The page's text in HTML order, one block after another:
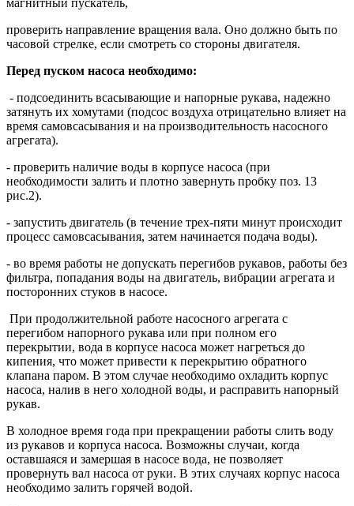
проверить направление вращения вала. Оно должно быть по
часовой стрелке, если смотреть со стороны двигателя.
Перед пуском насоса необходимо:
- подсоединить всасывающие и напорные рукава, надежно
затянуть их хомутами (подсос воздуха отрицательно влияет на
время самовсасывания и на производительность насосного
агрегата).
- проверить наличие воды в корпусе насоса (при
необходимости залить и плотно завернуть пробку поз. 13
рис.2).
- запустить двигатель (в течение трех-пяти минут происходит
процесс самовсасывания, затем начинается подача воды).
- во время работы не допускать перегибов рукавов, работы без
фильтра, попадания воды на двигатель, вибрации агрегата и
посторонних стуков в насосе.
При продолжительной работе насосного агрегата с
перегибом напорного рукава или при полном его
перекрытии, вода в корпусе насоса может нагреться до
кипения, что может привести к перекрытию обратного
клапана паром. В этом случае необходимо охладить корпус
насоса, налив в него холодной воды, и расправить напорный
рукав.
В холодное время года при прекращении работы слить воду
из рукавов и корпуса насоса. Возможны случаи, когда
оставшаяся и замершая в насосе вода, не позволяет
провернуть вал насоса от руки. В этих случаях корпус насоса
необходимо залить горячей водой.